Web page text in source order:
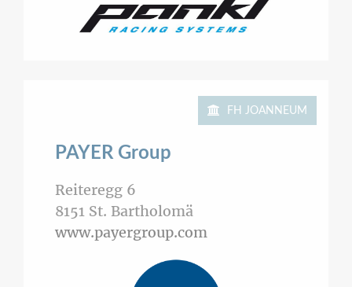
FH JOANNEUM
PAYER Group
Reiteregg 6
8151 St. Bartholomä
www.payergroup.com